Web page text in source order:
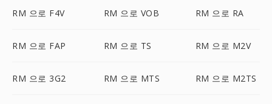
RM 으로 F4V RM 으로 VOB RM 으로 RA
RM 으로 FAP RM 으로 TS RM 으로 M2V
RM 으로 3G2 RM 으로 MTS RM 으로 M2TS